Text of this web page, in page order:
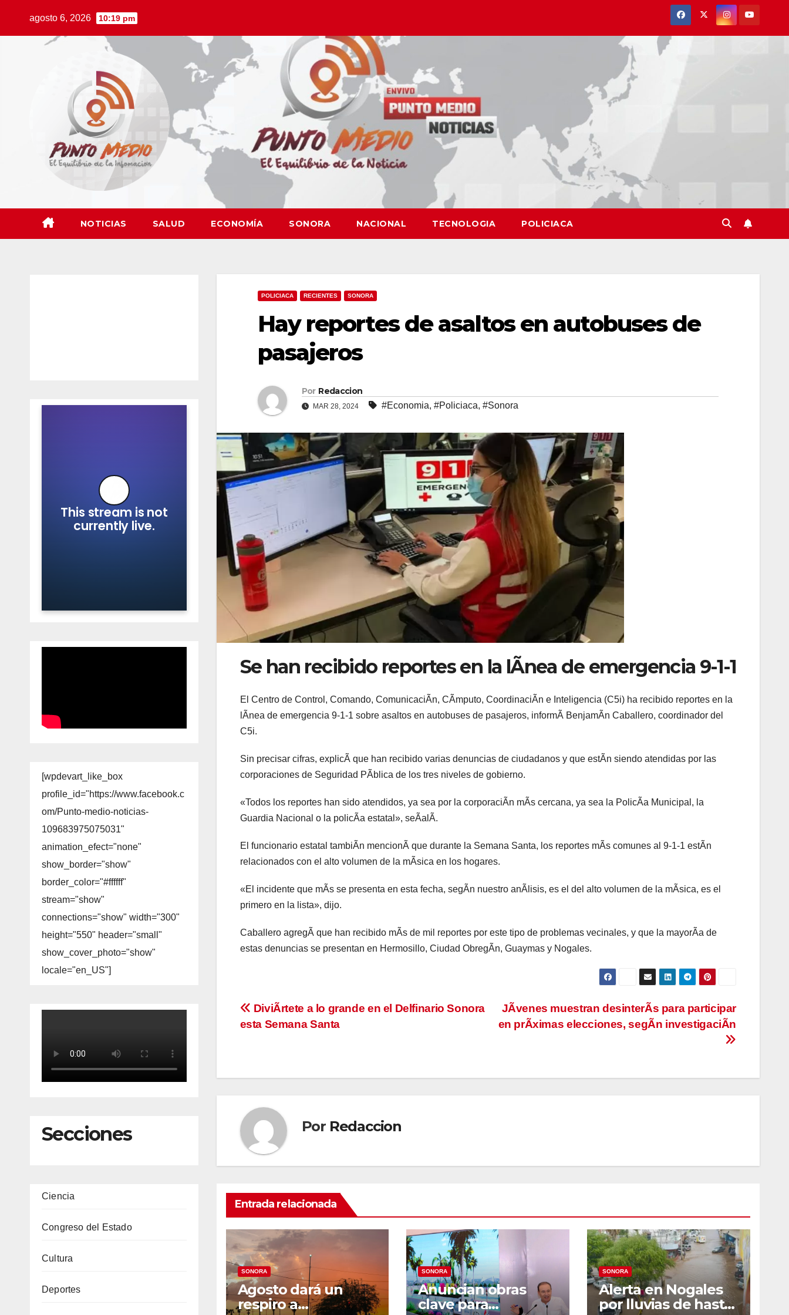
agosto 6, 2026 10:19 pm
NOTICIAS SALUD ECONOMÍA SONORA NACIONAL TECNOLOGIA POLICIACA
[wpdevart_like_box
profile_id="https://www.facebook.c
om/Punto-medio-noticias-
109683975075031"
animation_efect="none"
show_border="show"
border_color="#ffffff"
stream="show"
connections="show" width="300"
height="550" header="small"
show_cover_photo="show"
locale="en_US"]
Secciones
Ciencia
Congreso del Estado
Cultura
Deportes
POLICIACA RECIENTES SONORA
Hay reportes de asaltos en autobuses de
pasajeros
Por Redaccion
MAR 28, 2024 #Economia, #Policiaca, #Sonora
Se han recibido reportes en la lÃnea de emergencia 9-1-1
El Centro de Control, Comando, ComunicaciÃn, CÃmputo, CoordinaciÃn e Inteligencia (C5i) ha recibido reportes en la
lÃnea de emergencia 9-1-1 sobre asaltos en autobuses de pasajeros, informÃ BenjamÃn Caballero, coordinador del
C5i.
Sin precisar cifras, explicÃ que han recibido varias denuncias de ciudadanos y que estÃn siendo atendidas por las
corporaciones de Seguridad PÃblica de los tres niveles de gobierno.
«Todos los reportes han sido atendidos, ya sea por la corporaciÃn mÃs cercana, ya sea la PolicÃa Municipal, la
Guardia Nacional o la policÃa estatal», seÃalÃ.
El funcionario estatal tambiÃn mencionÃ que durante la Semana Santa, los reportes mÃs comunes al 9-1-1 estÃn
relacionados con el alto volumen de la mÃsica en los hogares.
«El incidente que mÃs se presenta en esta fecha, segÃn nuestro anÃlisis, es el del alto volumen de la mÃsica, es el
primero en la lista», dijo.
Caballero agregÃ que han recibido mÃs de mil reportes por este tipo de problemas vecinales, y que la mayorÃa de
estas denuncias se presentan en Hermosillo, Ciudad ObregÃn, Guaymas y Nogales.
Navegación
JÃvenes muestran desinterÃs para participar
en prÃximas elecciones, segÃn investigaciÃn
DiviÃrtete a lo grande en el Delfinario Sonora
esta Semana Santa
Por Redaccion
Entrada relacionada
SONORA
Agosto dará un
respiro a
SONORA
Anuncian obras
clave para
SONORA
Alerta en Nogales
por lluvias de hasta